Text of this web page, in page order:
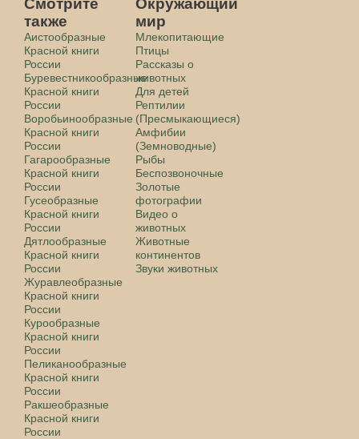
Смотрите
также
Аистообразные
Красной книги
России
Буревестникообразные
Красной книги
России
Воробьинообразные
Красной книги
России
Гагарообразные
Красной книги
России
Гусеобразные
Красной книги
России
Дятлообразные
Красной книги
России
Журавлеобразные
Красной книги
России
Курообразные
Красной книги
России
Пеликанообразные
Красной книги
России
Ракшеобразные
Красной книги
России
Окружающий
мир
Млекопитающие
Птицы
Рассказы о
животных
Для детей
Рептилии
(Пресмыкающиеся)
Амфибии
(Земноводные)
Рыбы
Беспозвоночные
Золотые
фотографии
Видео о
животных
Животные
континентов
Звуки животных